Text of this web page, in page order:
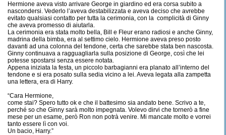
Hermione aveva visto arrivare George in giardino ed era corsa subito a
nascondersi. Vederlo l’aveva destabilizzata e aveva deciso che avrebbe
evitato qualsiasi contatto per tutta la cerimonia, con la complicità di Ginny
che aveva promesso di aiutarla.
La cerimonia era stata molto bella, Bill e Fleur erano radiosi e anche Ginny,
madrina della bimba, era al settimo cielo. Hermione aveva preso posto
davanti ad una colonna del tendone, certa che sarebbe stata ben nascosta.
Ginny continuava a ragguagliarla sulla posizione di George, così che lei
potesse spostarsi senza essere notata.
Appena iniziata la festa, un piccolo barbagianni era planato all’interno del
tendone e si era posato sulla sedia vicino a lei. Aveva legata alla zampetta
una lettera, era di Harry.
“Cara Hermione,
come stai? Spero tutto ok e che il battesimo sia andato bene. Scrivo a te,
perché so che Ginny sarà molto impegnata. Volevo dirvi che tornerò a fine
mese per un esame, però Ron non potrà venire. Mi mancate molto e vorrei
tanto essere lì con voi.
Un bacio, Harry.”